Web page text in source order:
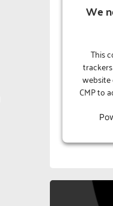
We
This
CMP to